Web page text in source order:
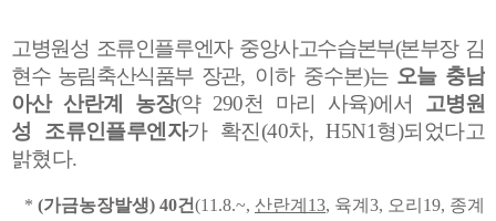
고병원성 조류인플루엔자 중앙사고수습본부(본부장 김
현수 농림축산식품부 장관, 이하 중수본)는 오늘 충남
아산 산란계 농장(약290천 마리 사육)에서 고병원
성
조류인플루엔자가 확진(40차, H5N1형)되었다고
밝혔다.
* (가금농장발생) 40건(11.8.~, 산란계 13, 육계 3, 오리 19, 종계